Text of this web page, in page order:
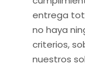
entrega
no haya
criterios,
nuestros